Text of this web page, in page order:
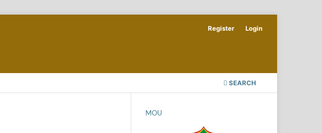
SEARCH
Register Login
MOU